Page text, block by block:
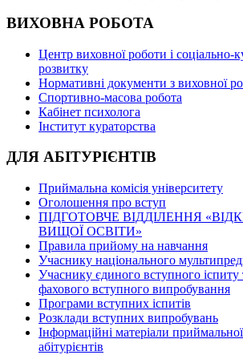
ВИХОВНА РОБОТА
Центр виховної роботи і соціально-
розвитку
Нормативні документи з виховної
Спортивно-масова робота
Кабінет психолога
Інститут кураторства
ДЛЯ АБІТУРІЄНТІВ
Приймальна комісія університету
Оголошення про вступ
ПІДГОТОВЧЕ ВІДДІЛЕННЯ
ВИЩОЇ ОСВІТИ»
Правила прийому на навчання
Учаснику національного
Учаснику єдиного вступного іспиту
фахового вступного випробування
Програми вступних іспитів
Розклади вступних випробувань
Інформаційні матеріали приймальної
абітурієнтів